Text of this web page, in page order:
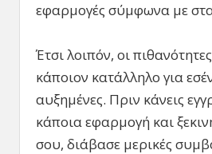
εφαρμογές σύμφωνα με
Έτσι λοιπόν, οι
κάποιον κατάλληλο για
αυξημένες. Πριν κάνεις
κάποια εφαρμογή και
σου, διάβασε μερικές